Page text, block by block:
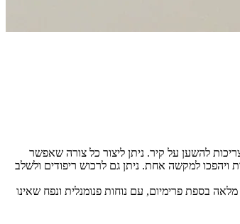
להשען על קיר. ניתן ליצור כל צורה שאפשר
למקשה אחת. ניתן גם לרכוש ריפודים ולשלב
בספת פרימיום, עם נוחות פנומנלית ונפח שאינו